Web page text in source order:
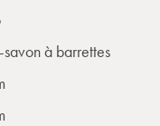
savon à barrettes